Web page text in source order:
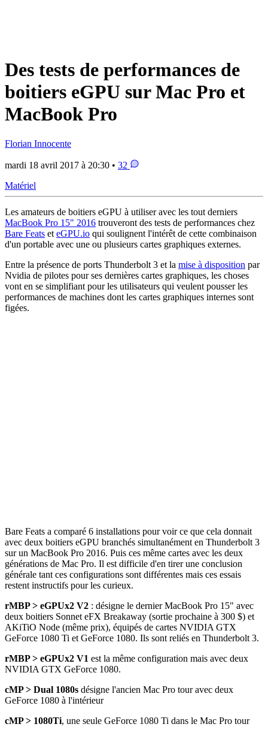
Des tests de performances de
boitiers eGPU sur Mac Pro et
MacBook Pro
Florian Innocente
mardi 18 avril 2017 à 20:30 • 32
Matériel
Les amateurs de boitiers eGPU à utiliser avec les tout derniers
MacBook Pro 15" 2016 trouveront des tests de performances chez
Bare Feats et eGPU.io qui soulignent l'intérêt de cette combinaison
d'un portable avec une ou plusieurs cartes graphiques externes.
Entre la présence de ports Thunderbolt 3 et la mise à disposition par
Nvidia de pilotes pour ses dernières cartes graphiques, les choses
vont en se simplifiant pour les utilisateurs qui veulent pousser les
performances de machines dont les cartes graphiques internes sont
figées.
Bare Feats a comparé 6 installations pour voir ce que cela donnait
avec deux boitiers eGPU branchés simultanément en Thunderbolt 3
sur un MacBook Pro 2016. Puis ces même cartes avec les deux
générations de Mac Pro. Il est difficile d'en tirer une conclusion
générale tant ces configurations sont différentes mais ces essais
restent instructifs pour les curieux.
rMBP > eGPUx2 V2 : désigne le dernier MacBook Pro 15" avec
deux boitiers Sonnet eFX Breakaway (sortie prochaine à 300 $) et
AKiTiO Node (même prix), équipés de cartes NVIDIA GTX
GeForce 1080 Ti et GeForce 1080. Ils sont reliés en Thunderbolt 3.
rMBP > eGPUx2 V1 est la même configuration mais avec deux
NVIDIA GTX GeForce 1080.
cMP > Dual 1080s désigne l'ancien Mac Pro tour avec deux
GeForce 1080 à l'intérieur
cMP > 1080Ti, une seule GeForce 1080 Ti dans le Mac Pro tour